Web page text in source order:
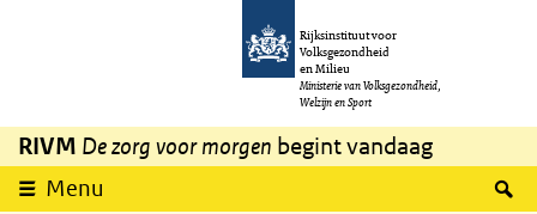
Overslaan en naar de inhoud gaan
Rijksinstituut voor
Volksgezondheid
en Milieu
Ministerie van Volksgezondheid,
Welzijn en Sport
RIVM De zorg voor morgen begint vandaag
Menu